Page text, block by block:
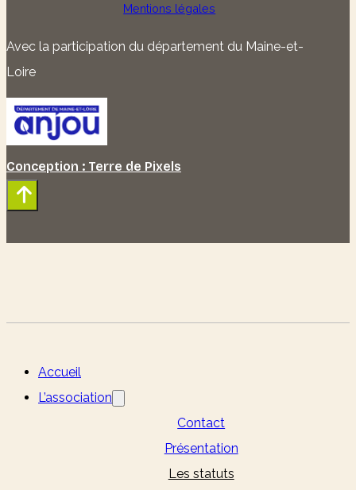
Mentions légales
Avec la participation du département du Maine-et-
Loire
Conception : Terre de Pixels
Accueil
L’association
Contact
Présentation
Les statuts